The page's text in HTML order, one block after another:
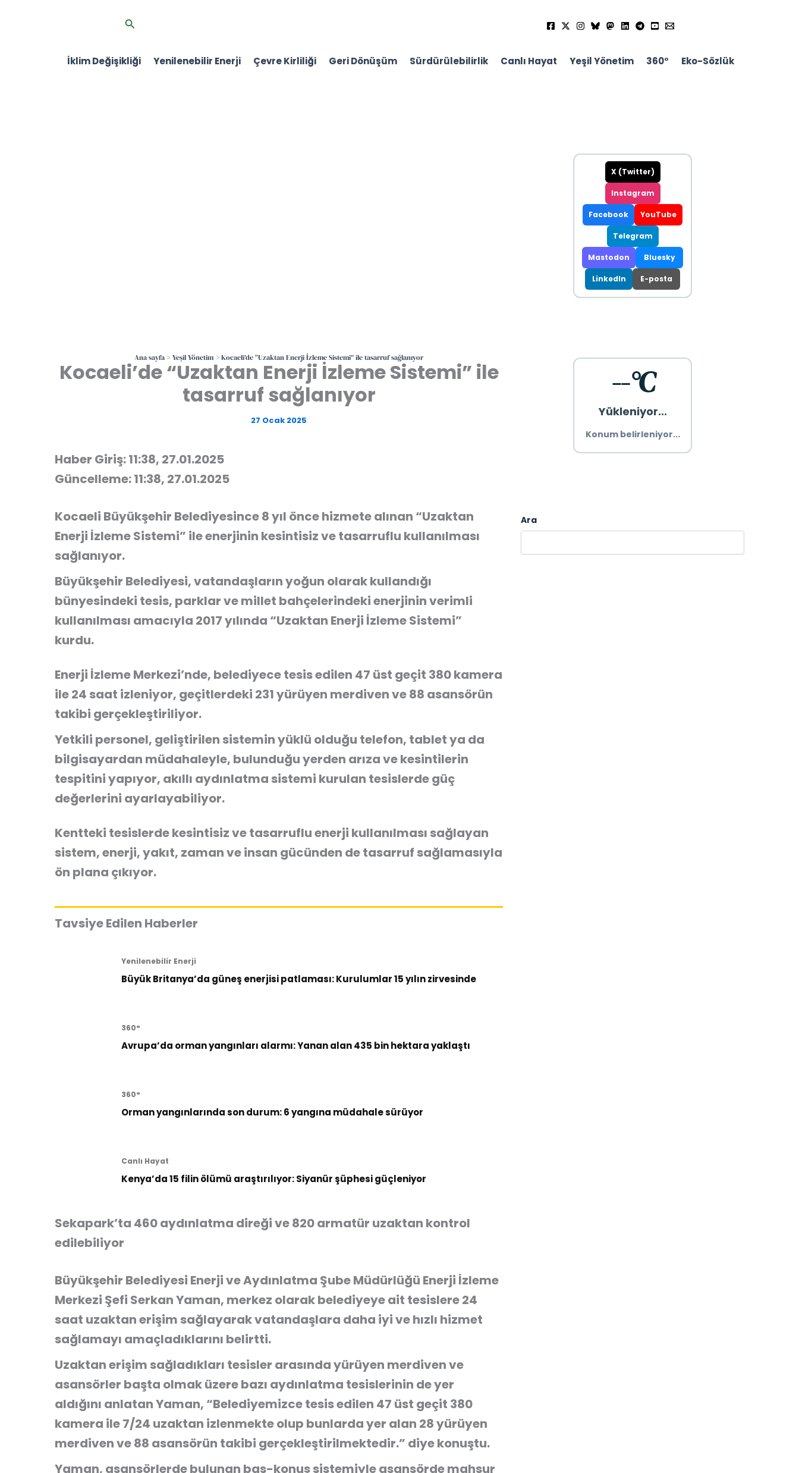
Arama
İklim Değişikliği Yenilenebilir Enerji Çevre Kirliliği Geri Dönüşüm Sürdürülebilirlik Canlı Hayat Yeşil Yönetim 360° Eko-Sözlük
Ana sayfa Yeşil Yönetim Kocaeli’de “Uzaktan Enerji İzleme Sistemi” ile tasarruf sağlanıyor
Kocaeli’de “Uzaktan Enerji İzleme Sistemi” ile
tasarruf sağlanıyor
27 Ocak 2025
Haber Giriş: 11:38, 27.01.2025
Güncelleme: 11:38, 27.01.2025
Kocaeli Büyükşehir Belediyesince 8 yıl önce hizmete alınan “Uzaktan
Enerji İzleme Sistemi” ile enerjinin kesintisiz ve tasarruflu kullanılması
sağlanıyor.
Büyükşehir Belediyesi, vatandaşların yoğun olarak kullandığı
bünyesindeki tesis, parklar ve millet bahçelerindeki enerjinin verimli
kullanılması amacıyla 2017 yılında “Uzaktan Enerji İzleme Sistemi”
kurdu.
Enerji İzleme Merkezi’nde, belediyece tesis edilen 47 üst geçit 380 kamera
ile 24 saat izleniyor, geçitlerdeki 231 yürüyen merdiven ve 88 asansörün
takibi gerçekleştiriliyor.
Yetkili personel, geliştirilen sistemin yüklü olduğu telefon, tablet ya da
bilgisayardan müdahaleyle, bulunduğu yerden arıza ve kesintilerin
tespitini yapıyor, akıllı aydınlatma sistemi kurulan tesislerde güç
değerlerini ayarlayabiliyor.
Kentteki tesislerde kesintisiz ve tasarruflu enerji kullanılması sağlayan
sistem, enerji, yakıt, zaman ve insan gücünden de tasarruf sağlamasıyla
ön plana çıkıyor.
Tavsiye Edilen Haberler
Yenilenebilir Enerji
Büyük Britanya’da güneş enerjisi patlaması: Kurulumlar 15 yılın zirvesinde
360°
Avrupa’da orman yangınları alarmı: Yanan alan 435 bin hektara yaklaştı
360°
Orman yangınlarında son durum: 6 yangına müdahale sürüyor
Canlı Hayat
Kenya’da 15 filin ölümü araştırılıyor: Siyanür şüphesi güçleniyor
Sekapark’ta 460 aydınlatma direği ve 820 armatür uzaktan kontrol
edilebiliyor
Büyükşehir Belediyesi Enerji ve Aydınlatma Şube Müdürlüğü Enerji İzleme
Merkezi Şefi Serkan Yaman, merkez olarak belediyeye ait tesislere 24
saat uzaktan erişim sağlayarak vatandaşlara daha iyi ve hızlı hizmet
sağlamayı amaçladıklarını belirtti.
Uzaktan erişim sağladıkları tesisler arasında yürüyen merdiven ve
asansörler başta olmak üzere bazı aydınlatma tesislerinin de yer
aldığını anlatan Yaman, “Belediyemizce tesis edilen 47 üst geçit 380
kamera ile 7/24 uzaktan izlenmekte olup bunlarda yer alan 28 yürüyen
merdiven ve 88 asansörün takibi gerçekleştirilmektedir.” diye konuştu.
Yaman, asansörlerde bulunan bas-konuş sistemiyle asansörde mahsur
X (Twitter)
Instagram
Facebook YouTube
Telegram
Mastodon Bluesky
LinkedIn E-posta
--°C
Yükleniyor...
Konum belirleniyor...
Ara